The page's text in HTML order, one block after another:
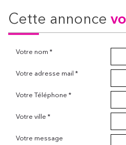
cette annonce
Votre nom *
Votre adresse mail *
Votre Téléphone *
Votre ville *
Votre message